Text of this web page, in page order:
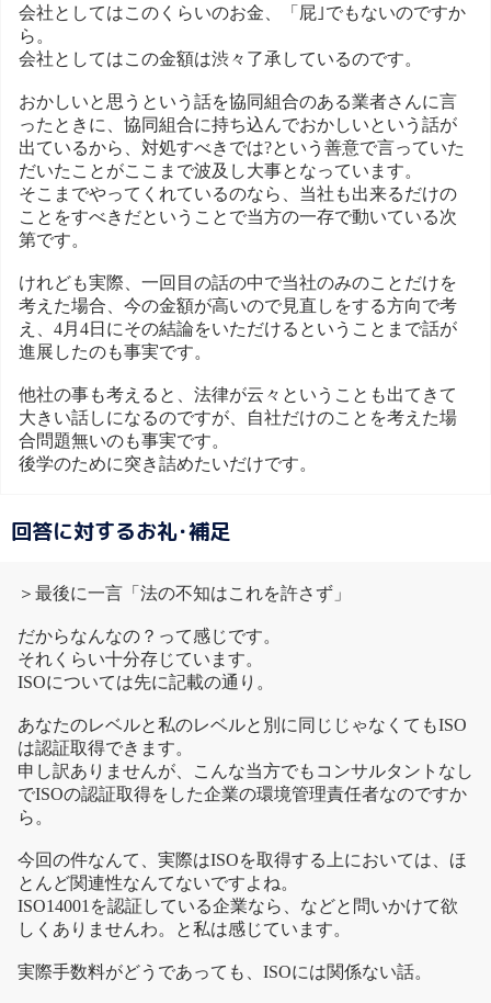
会社としてはこのくらいのお金、「屁｣でもないのですか
ら。
会社としてはこの金額は渋々了承しているのです。
おかしいと思うという話を協同組合のある業者さんに言
ったときに、協同組合に持ち込んでおかしいという話が
出ているから、対処すべきでは?という善意で言っていた
だいたことがここまで波及し大事となっています。
そこまでやってくれているのなら、当社も出来るだけの
ことをすべきだということで当方の一存で動いている次
第です。
けれども実際、一回目の話の中で当社のみのことだけを
考えた場合、今の金額が高いので見直しをする方向で考
え、4月4日にその結論をいただけるということまで話が
進展したのも事実です。
他社の事も考えると、法律が云々ということも出てきて
大きい話しになるのですが、自社だけのことを考えた場
合問題無いのも事実です。
後学のために突き詰めたいだけです。
回答に対するお礼･補足
＞最後に一言「法の不知はこれを許さず」
だからなんなの？って感じです。
それくらい十分存じています。
ISOについては先に記載の通り。
あなたのレベルと私のレベルと別に同じじゃなくてもISO
は認証取得できます。
申し訳ありませんが、こんな当方でもコンサルタントなし
でISOの認証取得をした企業の環境管理責任者なのですか
ら。
今回の件なんて、実際はISOを取得する上においては、ほ
とんど関連性なんてないですよね。
ISO14001を認証している企業なら、などと問いかけて欲
しくありませんわ。と私は感じています。
実際手数料がどうであっても、ISOには関係ない話。